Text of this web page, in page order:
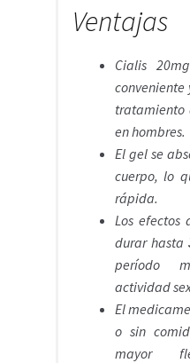
Ventajas
Cialis
tratamiento
en hombres.
El gel se
cuerpo, lo
rápida.
Los efectos
durar hasta
período
actividad
El
o sin
mayor